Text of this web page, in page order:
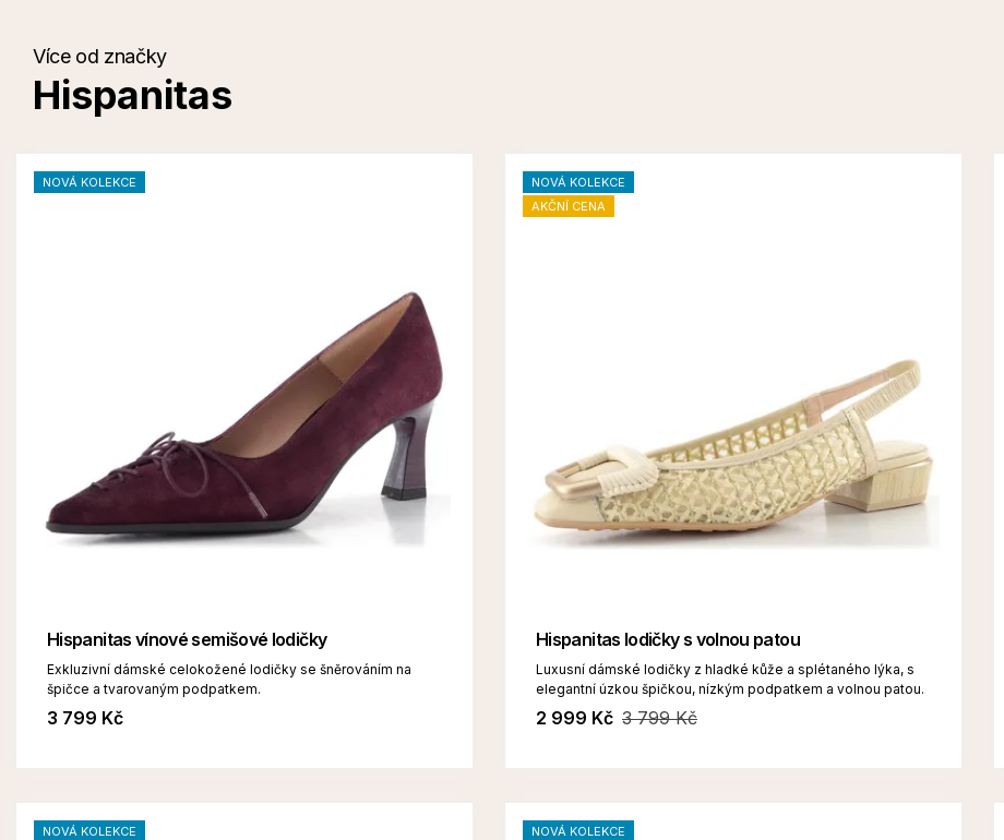
Více od značky
Hispanitas
NOVÁ KOLEKCE
Hispanitas vínové semišové lodičky
Exkluzivní dámské celokožené lodičky se šněrováním na
špičce a tvarovaným podpatkem.
3 799 Kč
NOVÁ KOLEKCE
AKČNÍ CENA
Hispanitas lodičky s volnou patou
Luxusní dámské lodičky z hladké kůže a splétaného lýka, s
elegantní úzkou špičkou, nízkým podpatkem a volnou patou.
2 999 Kč 3 799 Kč
NOVÁ KOLEKCE
NOVÁ KOLEKCE